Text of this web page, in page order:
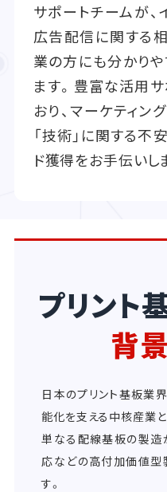
サポートチームが
広告配信に関する
業の方にも分かり
ます。豊富な活用
おり、マーケティン
「技術」に関する不
ド獲得をお手伝いし
プリント
背
日本のプリント基板業
能化を支える中核産業と
単なる配線基板の製造
応などの高付加価値型
す。